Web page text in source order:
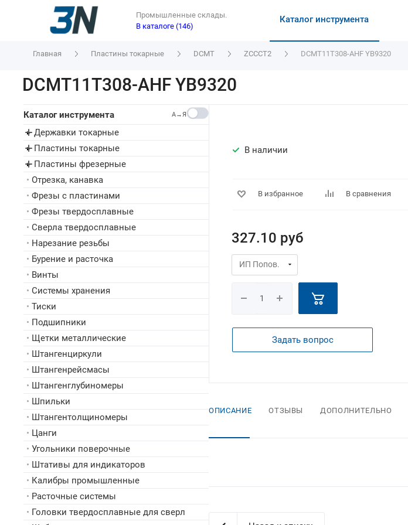
Промышленные склады.
В каталоге (146)
Каталог инструмента
Главная Пластины токарные DCMT ZCCCT2 DCMT11T308-AHF YB9320
DCMT11T308-AHF YB9320
В наличии
В избранное В сравнения
327.10 руб
Задать вопрос
ОПИСАНИЕ ОТЗЫВЫ ДОПОЛНИТЕЛЬНО
Каталог инструмента A→Я
▸ Державки токарные
▸ Пластины токарные
▸ Пластины фрезерные
• Отрезка, канавка
• Фрезы с пластинами
• Фрезы твердосплавные
• Сверла твердосплавные
• Нарезание резьбы
• Бурение и расточка
• Винты
• Системы хранения
• Тиски
• Подшипники
• Щетки металлические
• Штангенциркули
• Штангенрейсмасы
• Штангенглубиномеры
• Шпильки
• Штангентолщиномеры
• Цанги
• Угольники поверочные
• Штативы для индикаторов
• Калибры промышленные
• Расточные системы
• Головки твердосплавные для сверл